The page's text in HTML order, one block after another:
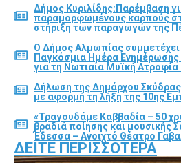
Δήμος Κυριλίδης:Παρέμβαση
παραμορφωμένους καρπούς
στήριξη των παραγωγών της
Ο Δήμος Αλμωπίας συμμετέχει
Παγκόσμια Ημέρα Ενημέρωσης
για τη Νωτιαία Μυϊκή Ατροφία
Δήλωση της Δημάρχου Σκύδρας
με αφορμή τη λήξη της 10ης
«Τραγουδάμε Καββαδία – 50
βραδιά ποίησης και μουσικής
Έδεσσα – Ανοιχτό Θέατρο
ΔΕΊΤΕ ΠΕΡΙΣΣΌΤΕΡΑ